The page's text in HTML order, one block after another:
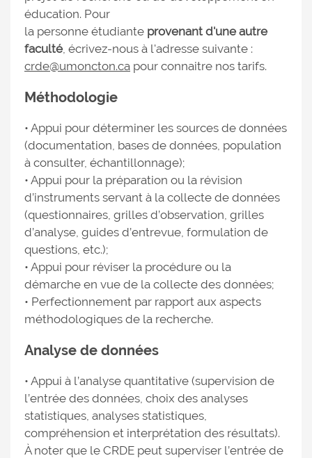
éducation. Pour
la personne étudiante provenant d'une autre
faculté, écrivez-nous à l'adresse suivante :
crde@umoncton.ca pour connaitre nos tarifs.
Méthodologie
• Appui pour déterminer les sources de données
(documentation, bases de données, population
à consulter, échantillonnage);
• Appui pour la préparation ou la révision
d’instruments servant à la collecte de données
(questionnaires, grilles d’observation, grilles
d’analyse, guides d’entrevue, formulation de
questions, etc.);
• Appui pour réviser la procédure ou la
démarche en vue de la collecte des données;
• Perfectionnement par rapport aux aspects
méthodologiques de la recherche.
Analyse de données
• Appui à l’analyse quantitative (supervision de
l’entrée des données, choix des analyses
statistiques, analyses statistiques,
compréhension et interprétation des résultats).
À noter que le CRDE peut superviser l’entrée de